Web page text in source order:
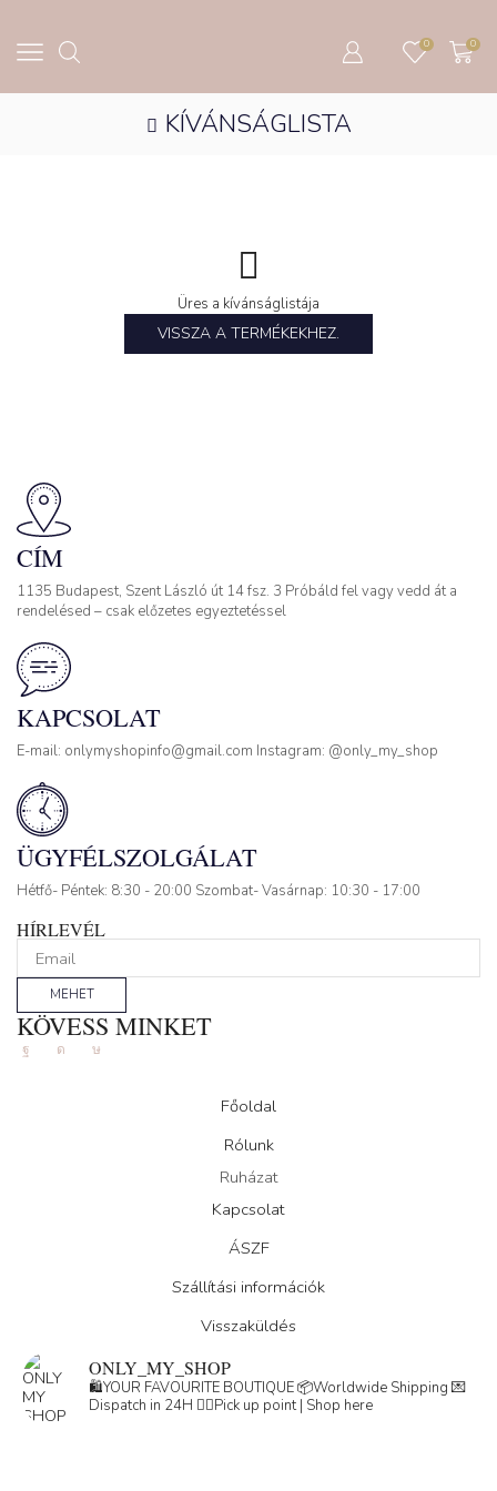
0 0
KÍVÁNSÁGLISTA
Üres a kívánságlistája
VISSZA A TERMÉKEKHEZ.
CÍM
1135 Budapest, Szent László út 14 fsz. 3 Próbáld fel vagy vedd át a
rendelésed – csak előzetes egyeztetéssel
KAPCSOLAT
E-mail: onlymyshopinfo@gmail.com Instagram: @only_my_shop
ÜGYFÉLSZOLGÁLAT
Hétfő- Péntek: 8:30 - 20:00 Szombat- Vasárnap: 10:30 - 17:00
HÍRLEVÉL
MEHET
KÖVESS MINKET
FacebookInstagram
Tik-
Főoldal
Rólunk
Ruházat
Kapcsolat
ÁSZF
Szállítási információk
Visszaküldés
ONLY_MY_SHOP
🛍️YOUR FAVOURITE BOUTIQUE📦Worldwide Shipping 💌
Dispatch in 24H 👇🏽Pick up point | Shop here